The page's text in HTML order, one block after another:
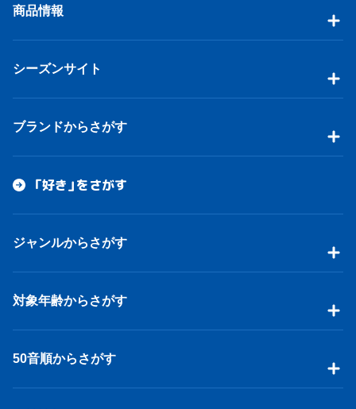
商品情報
シーズンサイト
ブランドからさがす
「好き」をさがす
ジャンルからさがす
対象年齢からさがす
50音順からさがす